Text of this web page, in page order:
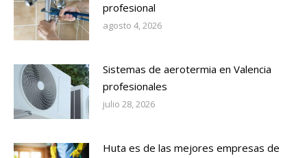
profesional
agosto 4, 2026
Sistemas de aerotermia en Valencia
profesionales
julio 28, 2026
Huta es de las mejores empresas de